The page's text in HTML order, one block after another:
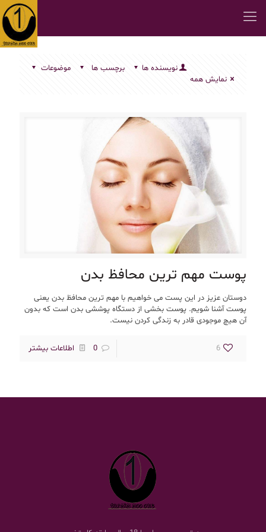
موضوعات برچسب ها
نویسنده ها
نمایش همه
پوست مهم ترین محافظ بدن
دوستان عزیز در این پست می خواهیم با مهم ترین محافظ بدن یعنی
پوست آشنا شویم. پوست بخشی از دستگاه پوششی بدن است که بدون
آن هیچ موجودی قادر به زندگی کردن نیست.
6
0 اطلاعات بیشتر